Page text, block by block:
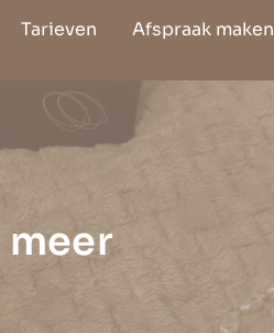
Tarieven
Afspraak maken
meer